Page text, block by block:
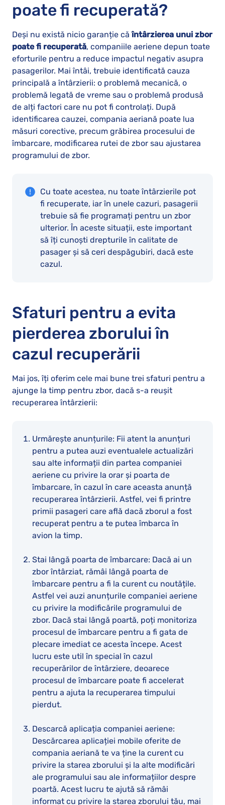
poate fi recuperată?
Deși nu există nicio garanție căîntârzierea unui zbor
poate fi recuperată, companiile aeriene depun toate
eforturile pentru a reduce impactul negativ asupra
pasagerilor. Mai întâi, trebuie identificată cauza
principală a întârzierii: o problemă mecanică, o
problemă legată de vreme sau o problemă produsă
de alți factori care nu pot fi controlați. După
identificarea cauzei, compania aeriană poate lua
măsuri corective, precum grăbirea procesului de
îmbarcare, modificarea rutei de zbor sau ajustarea
programului de zbor.
Cu toate acestea, nu toate întârzierile pot
fi recuperate, iar în unele cazuri, pasagerii
trebuie să fie programați pentru un zbor
ulterior. În aceste situații, este important
să îți cunoști drepturile în calitate de
pasager și să ceri despăgubiri, dacă este
cazul.
Sfaturi pentru a evita
pierderea zborului în
cazul recuperării
Mai jos, îți oferim cele mai bune trei sfaturi pentru a
ajunge la timp pentru zbor, dacă s-a reușit
recuperarea întârzierii:
Urmărește anunțurile: Fii atent la anunțuri
pentru a putea auzi eventualele actualizări
sau alte informații din partea companiei
aeriene cu privire la orar și poarta de
îmbarcare, în cazul în care aceasta anunță
recuperarea întârzierii. Astfel, vei fi printre
primii pasageri care află dacă zborul a fost
recuperat pentru a te putea îmbarca în
avion la timp.
Stai lângă poarta de îmbarcare: Dacă ai un
zbor întârziat, rămâi lângă poarta de
îmbarcare pentru a fi la curent cu noutățile.
Astfel vei auzi anunțurile companiei aeriene
cu privire la modificările programului de
zbor. Dacă stai lângă poartă, poți monitoriza
procesul de îmbarcare pentru a fi gata de
plecare imediat ce acesta începe. Acest
lucru este util în special în cazul
recuperărilor de întârziere, deoarece
procesul de îmbarcare poate fi accelerat
pentru a ajuta la recuperarea timpului
pierdut.
Descarcă aplicația companiei aeriene:
Descărcarea aplicației mobile oferite de
compania aeriană te va ține la curent cu
privire la starea zborului și la alte modificări
ale programului sau ale informațiilor despre
poartă. Acest lucru te ajută să rămâi
informat cu privire la starea zborului tău, mai